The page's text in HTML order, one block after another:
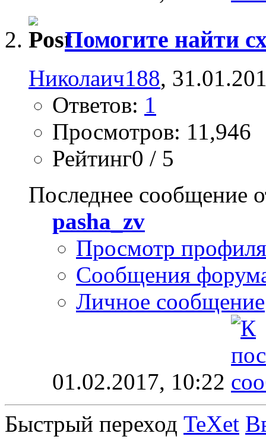
Помогите найти
Николаич188,
Ответов: 1
Просмотров: 11,946
Рейтинг0 / 5
Последнее сообщение
pasha_zv
Просмотр профиля
Сообщения
Личное сообщение
01.02.2017, 10:22
Быстрый переход TeXet